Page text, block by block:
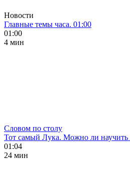
Новости
Главные темы часа. 01:00
01:00
4 мин
Словом по столу
Тот самый Лука. Можно ли научить
01:04
24 мин